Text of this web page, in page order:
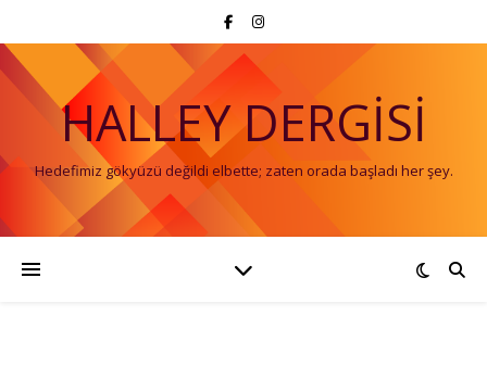
HALLEY DERGISI
Hedefimiz gökyüzü değildi elbette; zaten orada başladı her şey.